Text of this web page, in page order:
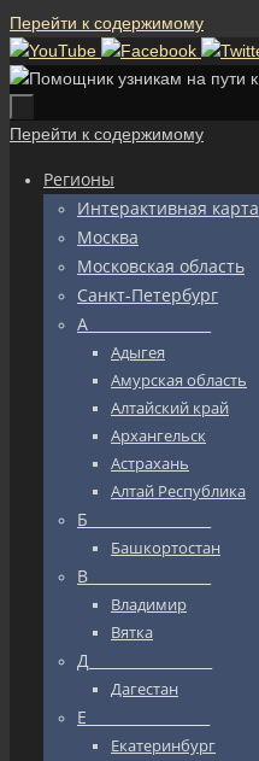
Перейти к содержимому
Перейти к содержимому
Регионы
Интерактивная карта
Москва
Московская область
Санкт-Петербург
А_________________
Адыгея
Амурская область
Алтайский край
Архангельск
Астрахань
Алтай Республика
Б_________________
Башкортостан
В_________________
Владимир
Вятка
Д_________________
Дагестан
Е_________________
Екатеринбург